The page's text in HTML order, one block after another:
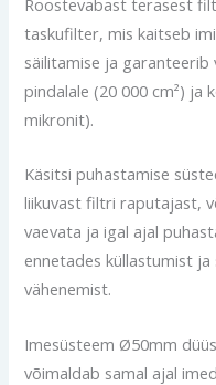
Roostevabast terasest
taskufilter, mis kaitseb
säilitamise ja garanteerib
pindalale (20 000 cm²) ja
mikronit).
Käsitsi puhastamise
liikuvast filtri raputajast,
vaevata ja igal ajal
ennetades küllastumist
vähenemist.
Imesüsteem Ø50mm
võimaldab samal ajal